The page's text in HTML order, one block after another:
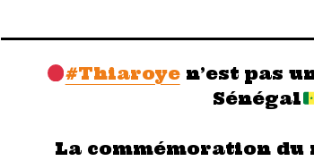
#Thiaroyen’est pas
Sénégal
La commémoration du